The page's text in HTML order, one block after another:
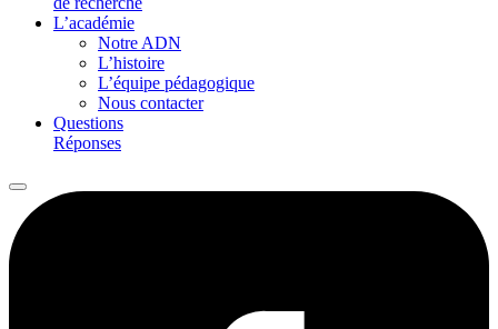
L’académie
Notre ADN
L’histoire
L’équipe pédagogique
Nous contacter
Questions
Réponses